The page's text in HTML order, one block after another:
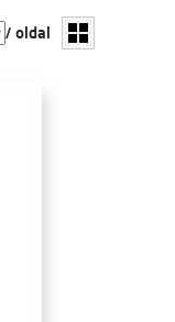
/ oldal